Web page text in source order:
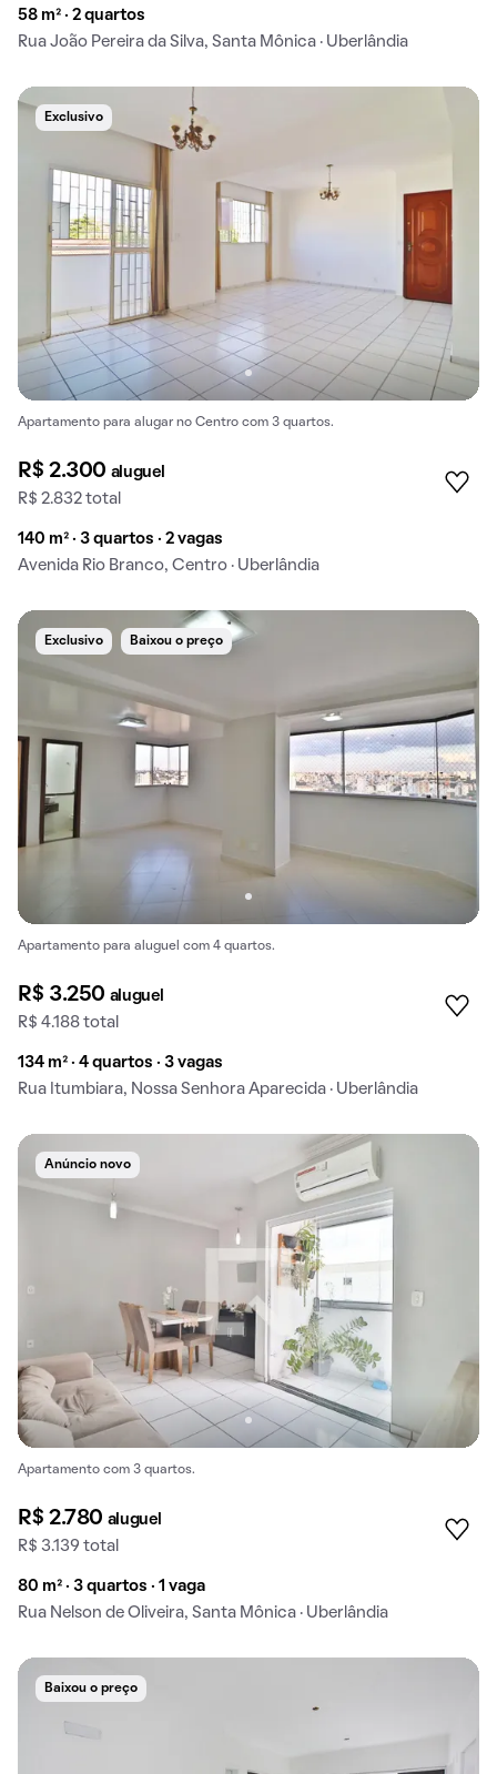
58 m² · 2 quartos
Rua João Pereira da Silva, Santa Mônica · Uberlândia
Exclusivo
Apartamento para alugar no Centro com 3 quartos.
R$ 2.300 aluguel
R$ 2.832 total
140 m² · 3 quartos · 2 vagas
Avenida Rio Branco, Centro · Uberlândia
Exclusivo Baixou o preço
Apartamento para aluguel com 4 quartos.
R$ 3.250 aluguel
R$ 4.188 total
134 m² · 4 quartos · 3 vagas
Rua Itumbiara, Nossa Senhora Aparecida · Uberlândia
Anúncio novo
Apartamento com 3 quartos.
R$ 2.780 aluguel
R$ 3.139 total
80 m² · 3 quartos · 1 vaga
Rua Nelson de Oliveira, Santa Mônica · Uberlândia
Baixou o preço